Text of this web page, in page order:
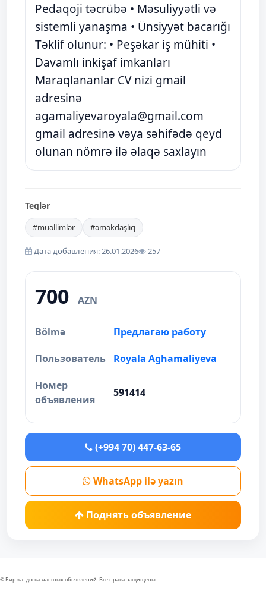
Pedaqoji təcrübə • Məsuliyyətli və
sistemli yanaşma • Ünsiyyət bacarığı
Təklif olunur: • Peşəkar iş mühiti •
Davamlı inkişaf imkanları
Maraqlananlar CV nizi gmail
adresinə
agamaliyevaroyala@gmail.com
gmail adresinə vəya səhifədə qeyd
olunan nömrə ilə əlaqə saxlayın
Teqlər
#müəllimlər #əməkdaşlıq
Дата добавления: 26.01.2026 257
700 AZN
Bölmə Предлагаю работу
Пользователь Royala Aghamaliyeva
Номер
объявления
591414
(+994 70) 447-63-65
WhatsApp ilə yazın
Поднять объявление
© Биржа- доска частных объявлений. Все права защищены.